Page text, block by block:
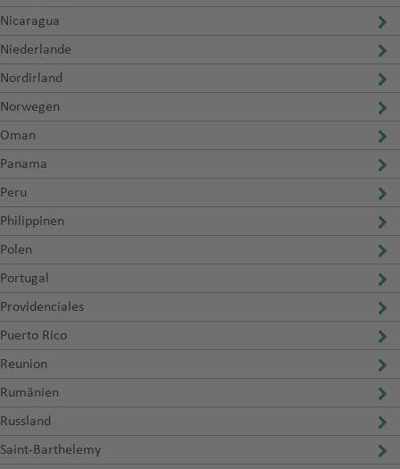
Nicaragua
Niederlande
Nordirland
Norwegen
Oman
Panama
Peru
Philippinen
Polen
Portugal
Providenciales
Puerto Rico
Reunion
Rumänien
Russland
Saint-Barthelemy